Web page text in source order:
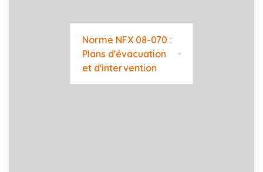
Norme NFX 08-070 :
Plans d'évacuation
et d'intervention